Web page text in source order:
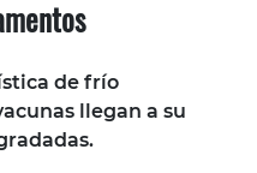
de frío
llegan a su